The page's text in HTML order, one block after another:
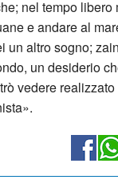
nel tempo libero
e andare al
un altro sogno;
un desiderio
vedere